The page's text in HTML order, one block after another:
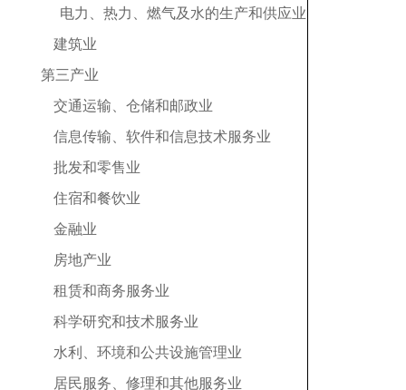
电力、热力、燃气及水的生产和供应业
建筑业
第三产业
交通运输、仓储和邮政业
信息传输、软件和信息技术服务业
批发和零售业
住宿和餐饮业
金融业
房地产业
租赁和商务服务业
科学研究和技术服务业
水利、环境和公共设施管理业
居民服务、修理和其他服务业